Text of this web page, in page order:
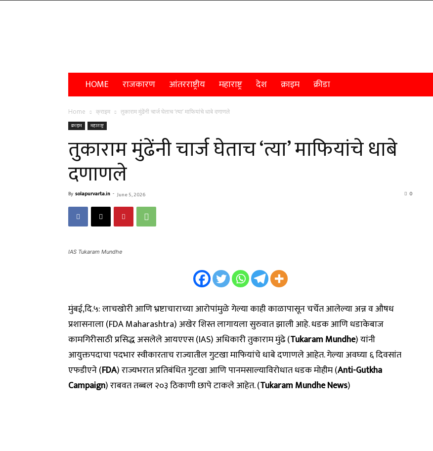
HOME राजकारण आंतरराष्ट्रीय महाराष्ट्र देश क्राइम क्रीडा
Home क्राइम तुकाराम मुंढेंनी चार्ज घेताच ‘त्या’ माफियांचे धाबे दणाणले
क्राइम महाराष्ट्र
तुकाराम मुंढेंनी चार्ज घेताच ‘त्या’ माफियांचे धाबे
दणाणले
By solapurvarta.in - June 5, 2026 0
IAS Tukaram Mundhe
मुंबई,दि.५: लाचखोरी आणि भ्रष्टाचाराच्या आरोपांमुळे गेल्या काही काळापासून चर्चेत आलेल्या अन्न व औषध
प्रशासनाला (FDA Maharashtra) अखेर शिस्त लागायला सुरुवात झाली आहे. धडक आणि धडाकेबाज
कामगिरीसाठी प्रसिद्ध असलेले आयएएस (IAS) अधिकारी तुकाराम मुंढे (Tukaram Mundhe) यांनी
आयुक्तपदाचा पदभार स्वीकारताच राज्यातील गुटखा माफियांचे धाबे दणाणले आहेत. गेल्या अवघ्या ६ दिवसांत
एफडीएने (FDA) राज्यभरात प्रतिबंधित गुटखा आणि पानमसाल्याविरोधात धडक मोहीम (Anti-Gutkha
Campaign) राबवत तब्बल २०३ ठिकाणी छापे टाकले आहेत. (Tukaram Mundhe News)